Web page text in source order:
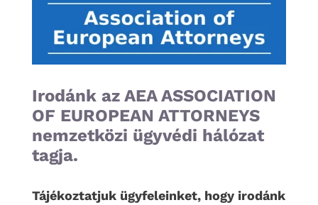
Irodánk az AEA ASSOCIATION
OF EUROPEAN ATTORNEYS
nemzetközi ügyvédi hálózat
tagja.
Tájékoztatjuk ügyfeleinket, hogy irodánk